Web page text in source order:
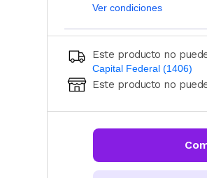
Ver condiciones
Este producto no
Capital Federal (1406)
Ingresá código postal
Este producto no